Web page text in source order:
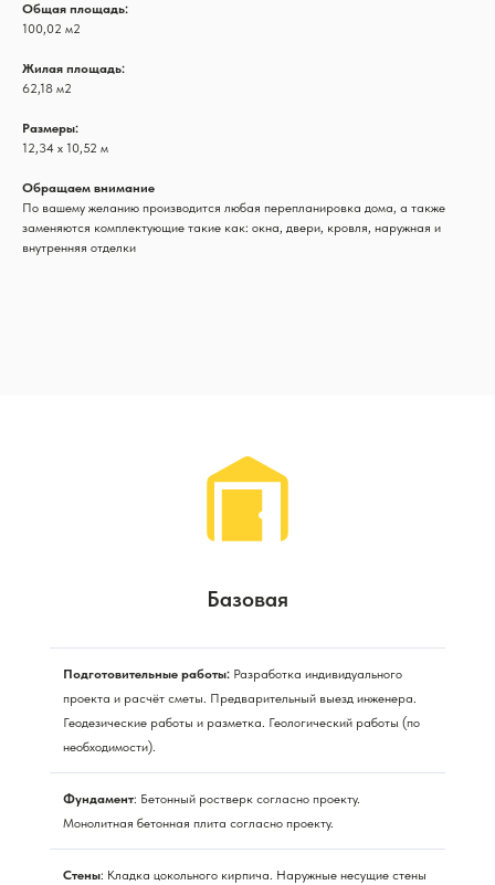
Общая площадь:
100,02 м2
Жилая площадь:
62,18 м2
Размеры:
12,34 х 10,52 м
Обращаем внимание
По вашему желанию производится любая перепланировка дома, а также
заменяются комплектующие такие как: окна, двери, кровля, наружная и
внутренняя отделки
Базовая
Подготовительные работы: Разработка индивидуального
проекта и расчёт сметы. Предварительный выезд инженера.
Геодезические работы и разметка. Геологический работы (по
необходимости).
Фундамент: Бетонный ростверк согласно проекту.
Монолитная бетонная плита согласно проекту.
Стены: Кладка цокольного кирпича. Наружные несущие стены